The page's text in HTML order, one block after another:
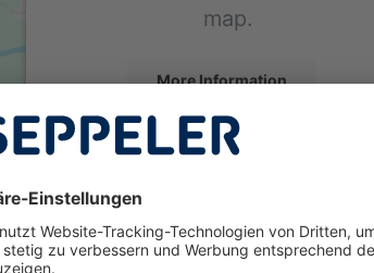
map.
More Information
Accept